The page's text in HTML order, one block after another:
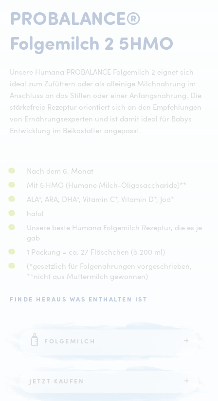
PROBALANCE®
Folgemilch 2 5HMO
Unsere Humana PROBALANCE Folgemilch 2 eignet sich
ideal zum Zufüttern oder als alleinige Milchnahrung im
Anschluss an das Stillen oder einer Anfangsnahrung. Die
stärkefreie Rezeptur orientiert sich an den Empfehlungen
von Ernährungsexperten und ist damit ideal für Babys
Entwicklung im Beikostalter angepasst.
Nach dem 6. Monat
Mit 5 HMO (Humane Milch-Oligosaccharide)**
ALA*, ARA, DHA*, Vitamin C*, Vitamin D*, Jod*
halal
Unsere beste Humana Folgemilch Rezeptur, die es je
gab
1 Packung = ca. 27 Fläschchen (à 200 ml)
(*gesetzlich für Folgenahrungen vorgeschrieben,
**nicht aus Muttermilch gewonnen)
FINDE HERAUS WAS ENTHALTEN IST
FOLGEMILCH
JETZT KAUFEN